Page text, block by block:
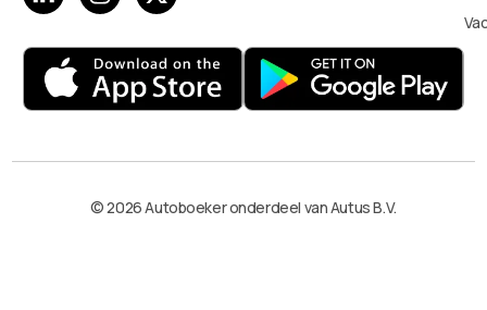
© 2026 Autoboeker onderdeel van Autus B.V.